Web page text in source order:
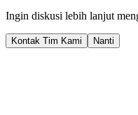
Ingin diskusi lebih lanjut
Kontak Tim Kami Nanti